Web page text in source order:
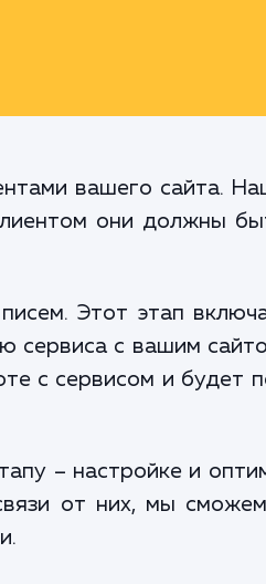
вашего сайта.
они должны
Этот этап
сервиса с вашим
с сервисом и будет
– настройке и
от них, мы